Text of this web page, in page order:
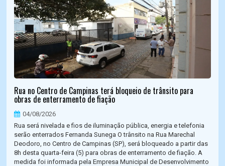
Rua no Centro de Campinas terá bloqueio de trânsito para
obras de enterramento de fiação
04/08/2026
Rua será nivelada e fios de iluminação pública, energia e telefonia
serão enterrados Fernanda Sunega O trânsito na Rua Marechal
Deodoro, no Centro de Campinas (SP), será bloqueado a partir das
8h desta quarta-feira (5) para obras de enterramento de fiação. A
medida foi informada pela Empresa Municipal de Desenvolvimento